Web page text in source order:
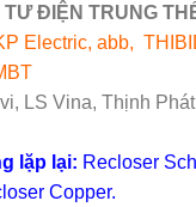
ĐIỆN TRUNG
Electric, abb,
LS Vina, Thịnh
lặp lại: Recloser
Copper.